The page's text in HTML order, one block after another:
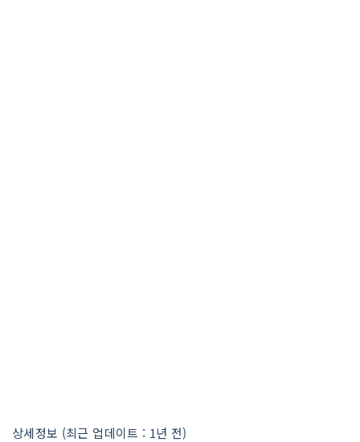
상세정보 (최근 업데이트 : 1년 전)